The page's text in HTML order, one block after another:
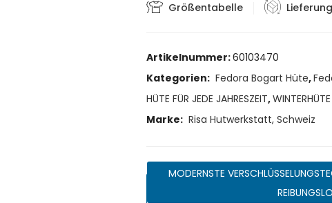
Größentabelle
Artikelnummer:60103470
Kategorien: Fedora Bogart Hüte,
HÜTE FÜR JEDE JAHRESZEIT,WINTERHÜTE
Marke: Risa Hutwerkstatt, Schweiz
MODERNSTE